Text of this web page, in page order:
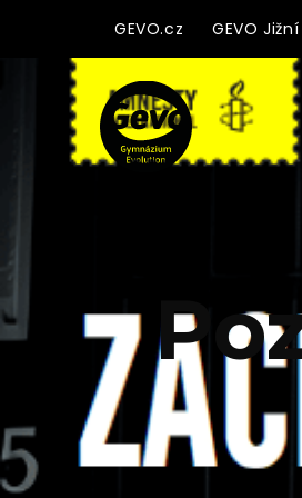
GEVO.cz GEVO